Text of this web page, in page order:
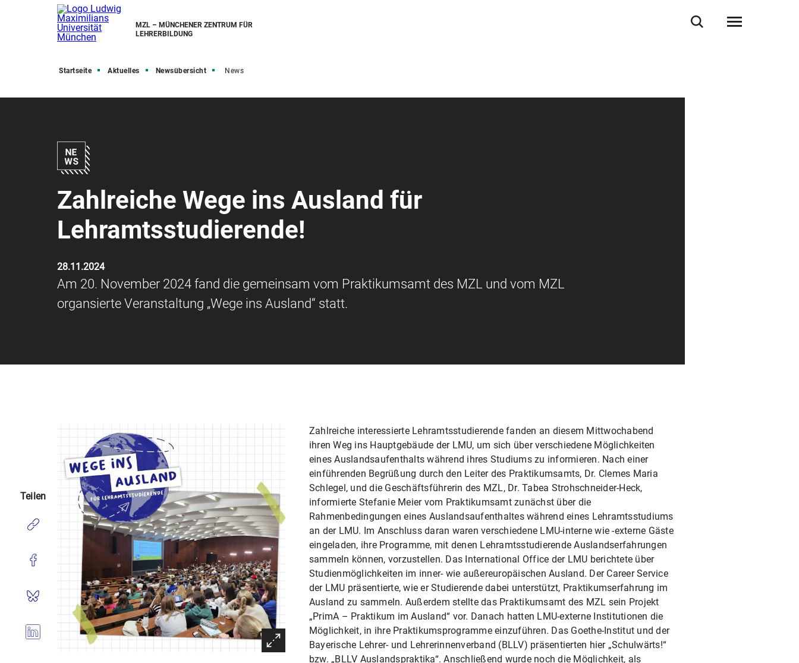
MZL – MÜNCHENER ZENTRUM FÜR
LEHRERBILDUNG
Startseite Aktuelles Newsübersicht News
Zahlreiche Wege ins Ausland für
Lehramtsstudierende!
28.11.2024
Am 20. November 2024 fand die gemeinsam vom Praktikumsamt des MZL und vom MZL
organsierte Veranstaltung „Wege ins Ausland“ statt.
Zahlreiche interessierte Lehramtsstudierende fanden an diesem Mittwochabend
ihren Weg ins Hauptgebäude der LMU, um sich über verschiedene Möglichkeiten
eines Auslandsaufenthalts während ihres Studiums zu informieren. Nach einer
einführenden Begrüßung durch den Leiter des Praktikumsamts, Dr. Clemes Maria
Schlegel, und die Geschäftsführerin des MZL, Dr. Tabea Strohschneider-Heck,
informierte Stefanie Meier vom Praktikumsamt zunächst über die
Rahmenbedingungen eines Auslandsaufenthaltes während eines Lehramtsstudiums
an der LMU. Im Anschluss daran waren verschiedene LMU-interne wie -externe Gäste
eingeladen, ihre Programme, mit denen Lehramtsstudierende Auslandserfahrungen
sammeln können, vorzustellen. Das International Office der LMU berichtete über
Studienmöglichkeiten im inner- wie außereuropäischen Ausland. Der Career Service
der LMU präsentierte, wie er Studierende dabei unterstützt, Praktikumserfahrung im
Ausland zu sammeln. Außerdem stellte das Praktikumsamt des MZL sein Projekt
„PrimA – Praktikum im Ausland“ vor. Danach hatten LMU-externe Institutionen die
Möglichkeit, in ihre Praktikumsprogramme einzuführen. Das Goethe-Institut und der
Bayerische Lehrer- und Lehrerinnenverband (BLLV) präsentierten hier „Schulwärts!“
bzw. „BLLV Auslandspraktika“. Anschließend wurde noch die Möglichkeit, als
Teilen